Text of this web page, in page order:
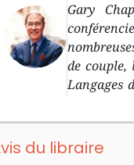
Gary
de couple,
Langages
autres
étudié les
reçu une
du libraire